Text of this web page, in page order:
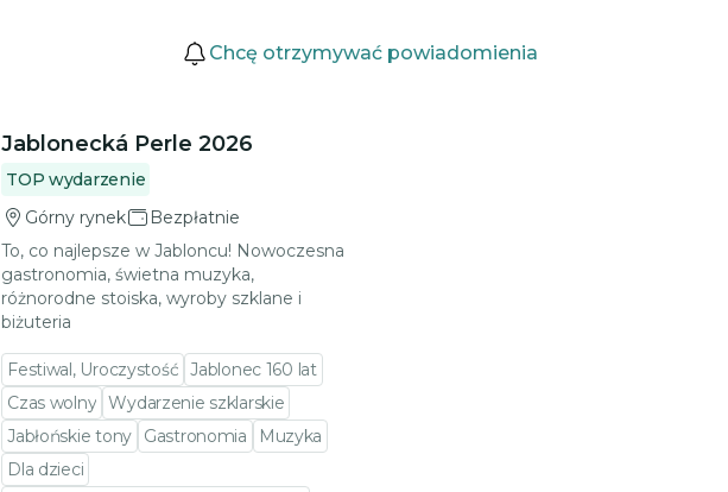
Chcę otrzymywać powiadomienia
Jablonecká Perle 2026
TOP wydarzenie
Górny rynek
Bezpłatnie
To, co najlepsze w Jabloncu! Nowoczesna
gastronomia, świetna muzyka,
różnorodne stoiska, wyroby szklane i
biżuteria
Festiwal, Uroczystość Jablonec 160 lat
Czas wolny Wydarzenie szklarskie
Jabłońskie tony
Gastronomia
Muzyka
Dla dzieci